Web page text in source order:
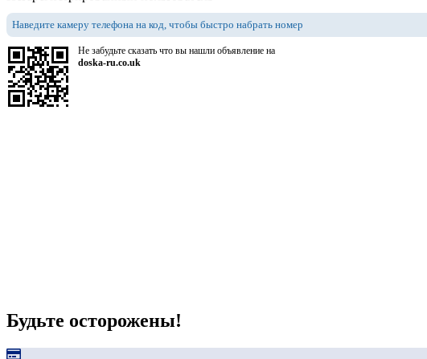
Наведите камеру телефона на код, чтобы быстро набрать номер
Не забудьте сказать что вы нашли объявление на
doska-ru.co.uk
Будьте осторожены!